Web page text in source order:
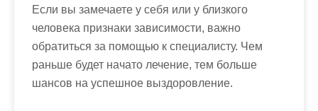
Если вы замечаете у себя или у близкого
человека признаки зависимости, важно
обратиться за помощью к специалисту. Чем
раньше будет начато лечение, тем больше
шансов на успешное выздоровление.